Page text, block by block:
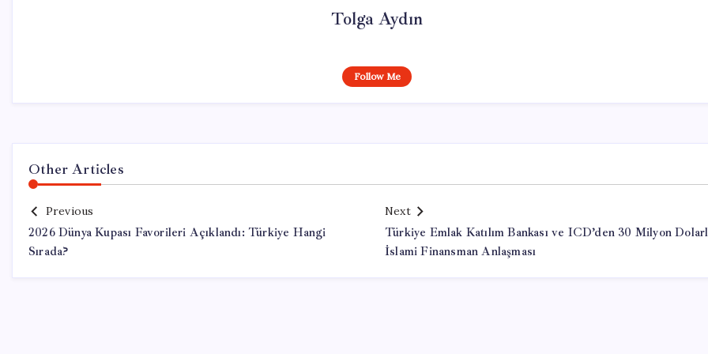
Tolga Aydın
Follow Me
Other Articles
Previous
2026 Dünya Kupası Favorileri Açıklandı: Türkiye Hangi
Sırada?
Next
Türkiye Emlak Katılım Bankası ve ICD’den 30 Milyon
İslami Finansman Anlaşması